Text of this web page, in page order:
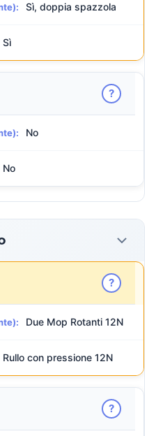
Sì, doppia spazzola
Sì
?
No
No
?
Due Mop Rotanti 12N
Rullo con pressione 12N
?